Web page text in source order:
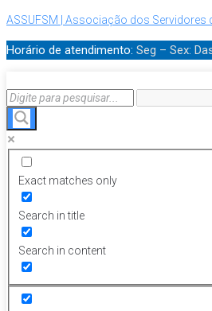
ASSUFSM | Associação dos Servidores
Horário de atendimento: Seg – Sex:
Exact matches only
Search in title
Search in content